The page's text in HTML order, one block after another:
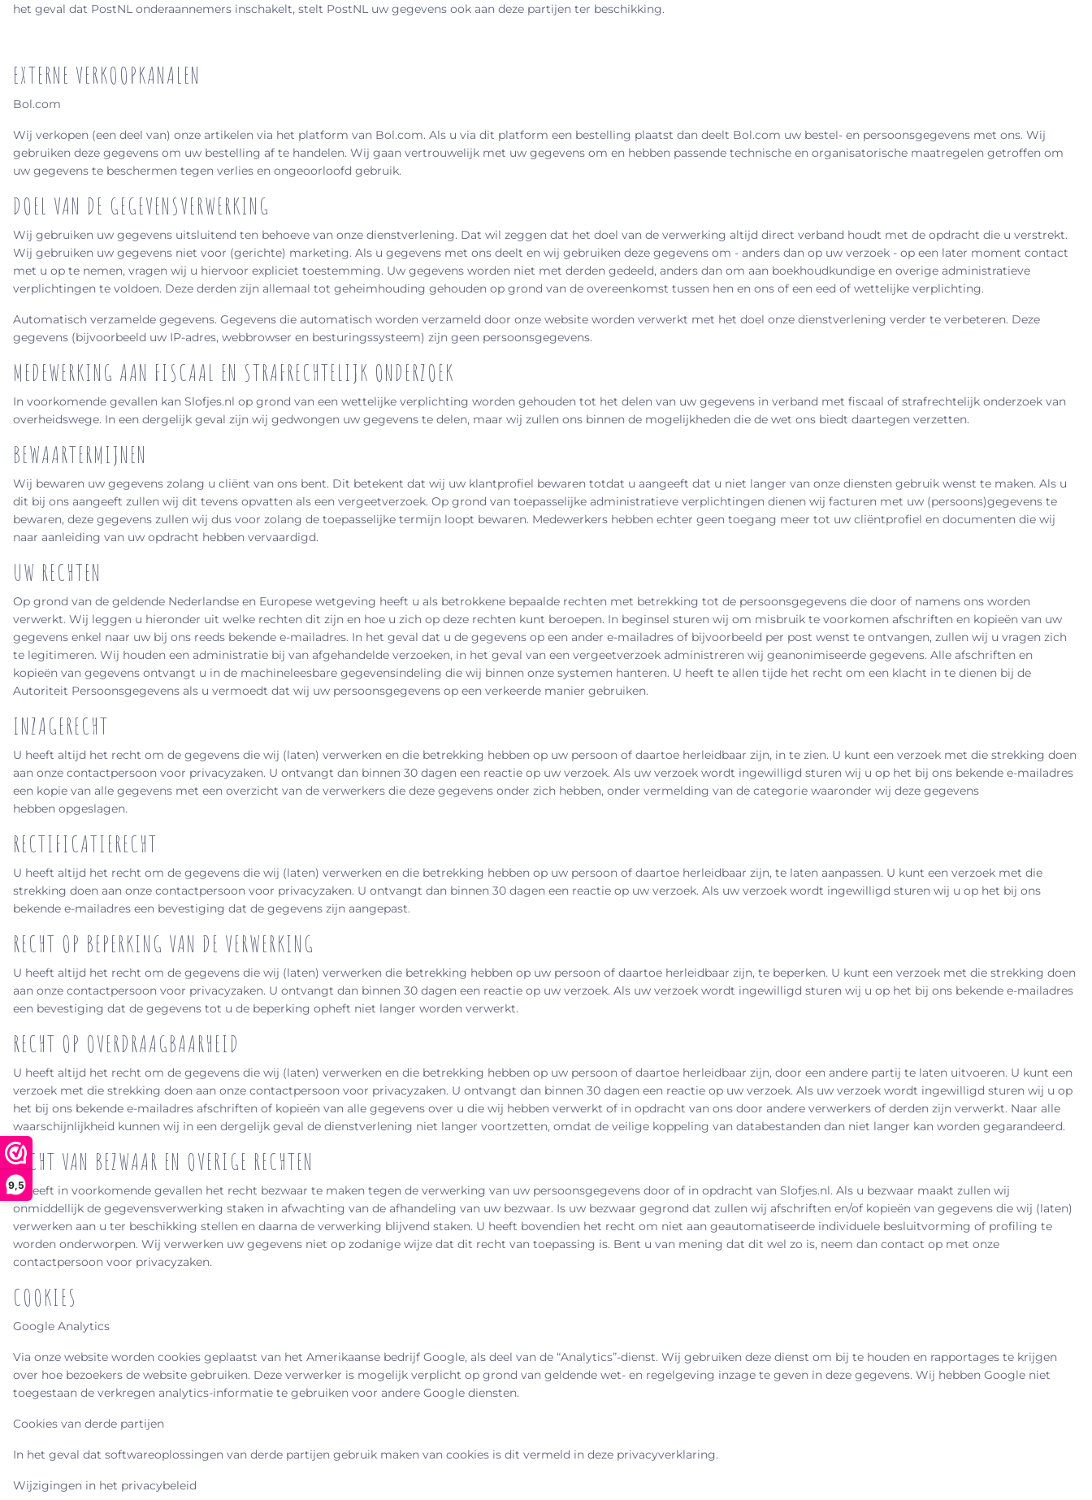
9,5
het geval dat PostNL onderaannemers inschakelt, stelt PostNL uw gegevens ook aan deze partijen ter beschikking.
EXTERNE VERKOOPKANALEN
Bol.com
Wij verkopen (een deel van) onze artikelen via het platform van Bol.com. Als u via dit platform een bestelling plaatst dan deelt Bol.com uw bestel- en persoonsgegevens met ons. Wij
gebruiken deze gegevens om uw bestelling af te handelen. Wij gaan vertrouwelijk met uw gegevens om en hebben passende technische en organisatorische maatregelen getroffen om
uw gegevens te beschermen tegen verlies en ongeoorloofd gebruik.
DOEL VAN DE GEGEVENSVERWERKING
Wij gebruiken uw gegevens uitsluitend ten behoeve van onze dienstverlening. Dat wil zeggen dat het doel van de verwerking altijd direct verband houdt met de opdracht die u verstrekt.
Wij gebruiken uw gegevens niet voor (gerichte) marketing. Als u gegevens met ons deelt en wij gebruiken deze gegevens om - anders dan op uw verzoek - op een later moment contact
met u op te nemen, vragen wij u hiervoor expliciet toestemming. Uw gegevens worden niet met derden gedeeld, anders dan om aan boekhoudkundige en overige administratieve
verplichtingen te voldoen. Deze derden zijn allemaal tot geheimhouding gehouden op grond van de overeenkomst tussen hen en ons of een eed of wettelijke verplichting.
Automatisch verzamelde gegevens. Gegevens die automatisch worden verzameld door onze website worden verwerkt met het doel onze dienstverlening verder te verbeteren. Deze
gegevens (bijvoorbeeld uw IP-adres, webbrowser en besturingssysteem) zijn geen persoonsgegevens.
MEDEWERKING AAN FISCAAL EN STRAFRECHTELIJK ONDERZOEK
In voorkomende gevallen kan Slofjes.nl op grond van een wettelijke verplichting worden gehouden tot het delen van uw gegevens in verband met fiscaal of strafrechtelijk onderzoek van
overheidswege. In een dergelijk geval zijn wij gedwongen uw gegevens te delen, maar wij zullen ons binnen de mogelijkheden die de wet ons biedt daartegen verzetten.
BEWAARTERMIJNEN
Wij bewaren uw gegevens zolang u cliënt van ons bent. Dit betekent dat wij uw klantprofiel bewaren totdat u aangeeft dat u niet langer van onze diensten gebruik wenst te maken. Als u
dit bij ons aangeeft zullen wij dit tevens opvatten als een vergeetverzoek. Op grond van toepasselijke administratieve verplichtingen dienen wij facturen met uw (persoons)gegevens te
bewaren, deze gegevens zullen wij dus voor zolang de toepasselijke termijn loopt bewaren. Medewerkers hebben echter geen toegang meer tot uw cliëntprofiel en documenten die wij
naar aanleiding van uw opdracht hebben vervaardigd.
UW RECHTEN
Op grond van de geldende Nederlandse en Europese wetgeving heeft u als betrokkene bepaalde rechten met betrekking tot de persoonsgegevens die door of namens ons worden
verwerkt. Wij leggen u hieronder uit welke rechten dit zijn en hoe u zich op deze rechten kunt beroepen. In beginsel sturen wij om misbruik te voorkomen afschriften en kopieën van uw
gegevens enkel naar uw bij ons reeds bekende e-mailadres. In het geval dat u de gegevens op een ander e-mailadres of bijvoorbeeld per post wenst te ontvangen, zullen wij u vragen zich
te legitimeren. Wij houden een administratie bij van afgehandelde verzoeken, in het geval van een vergeetverzoek administreren wij geanonimiseerde gegevens. Alle afschriften en
kopieën van gegevens ontvangt u in de machineleesbare gegevensindeling die wij binnen onze systemen hanteren. U heeft te allen tijde het recht om een klacht in te dienen bij de
Autoriteit Persoonsgegevens als u vermoedt dat wij uw persoonsgegevens op een verkeerde manier gebruiken.
INZAGERECHT
U heeft altijd het recht om de gegevens die wij (laten) verwerken en die betrekking hebben op uw persoon of daartoe herleidbaar zijn, in te zien. U kunt een verzoek met die strekking doen
aan onze contactpersoon voor privacyzaken. U ontvangt dan binnen 30 dagen een reactie op uw verzoek. Als uw verzoek wordt ingewilligd sturen wij u op het bij ons bekende e-mailadres
een kopie van alle gegevens met een overzicht van de verwerkers die deze gegevens onder zich hebben, onder vermelding van de categorie waaronder wij deze gegevens
hebben opgeslagen.
RECTIFICATIERECHT
U heeft altijd het recht om de gegevens die wij (laten) verwerken en die betrekking hebben op uw persoon of daartoe herleidbaar zijn, te laten aanpassen. U kunt een verzoek met die
strekking doen aan onze contactpersoon voor privacyzaken. U ontvangt dan binnen 30 dagen een reactie op uw verzoek. Als uw verzoek wordt ingewilligd sturen wij u op het bij ons
bekende e-mailadres een bevestiging dat de gegevens zijn aangepast.
RECHT OP BEPERKING VAN DE VERWERKING
U heeft altijd het recht om de gegevens die wij (laten) verwerken die betrekking hebben op uw persoon of daartoe herleidbaar zijn, te beperken. U kunt een verzoek met die strekking doen
aan onze contactpersoon voor privacyzaken. U ontvangt dan binnen 30 dagen een reactie op uw verzoek. Als uw verzoek wordt ingewilligd sturen wij u op het bij ons bekende e-mailadres
een bevestiging dat de gegevens tot u de beperking opheft niet langer worden verwerkt.
RECHT OP OVERDRAAGBAARHEID
U heeft altijd het recht om de gegevens die wij (laten) verwerken en die betrekking hebben op uw persoon of daartoe herleidbaar zijn, door een andere partij te laten uitvoeren. U kunt een
verzoek met die strekking doen aan onze contactpersoon voor privacyzaken. U ontvangt dan binnen 30 dagen een reactie op uw verzoek. Als uw verzoek wordt ingewilligd sturen wij u op
het bij ons bekende e-mailadres afschriften of kopieën van alle gegevens over u die wij hebben verwerkt of in opdracht van ons door andere verwerkers of derden zijn verwerkt. Naar alle
waarschijnlijkheid kunnen wij in een dergelijk geval de dienstverlening niet langer voortzetten, omdat de veilige koppeling van databestanden dan niet langer kan worden gegarandeerd.
RECHT VAN BEZWAAR EN OVERIGE RECHTEN
U heeft in voorkomende gevallen het recht bezwaar te maken tegen de verwerking van uw persoonsgegevens door of in opdracht van Slofjes.nl. Als u bezwaar maakt zullen wij
onmiddellijk de gegevensverwerking staken in afwachting van de afhandeling van uw bezwaar. Is uw bezwaar gegrond dat zullen wij afschriften en/of kopieën van gegevens die wij (laten)
verwerken aan u ter beschikking stellen en daarna de verwerking blijvend staken. U heeft bovendien het recht om niet aan geautomatiseerde individuele besluitvorming of profiling te
worden onderworpen. Wij verwerken uw gegevens niet op zodanige wijze dat dit recht van toepassing is. Bent u van mening dat dit wel zo is, neem dan contact op met onze
contactpersoon voor privacyzaken.
COOKIES
Google Analytics
Via onze website worden cookies geplaatst van het Amerikaanse bedrijf Google, als deel van de “Analytics”-dienst. Wij gebruiken deze dienst om bij te houden en rapportages te krijgen
over hoe bezoekers de website gebruiken. Deze verwerker is mogelijk verplicht op grond van geldende wet- en regelgeving inzage te geven in deze gegevens. Wij hebben Google niet
toegestaan de verkregen analytics-informatie te gebruiken voor andere Google diensten.
Cookies van derde partijen
In het geval dat softwareoplossingen van derde partijen gebruik maken van cookies is dit vermeld in deze privacyverklaring.
Wijzigingen in het privacybeleid